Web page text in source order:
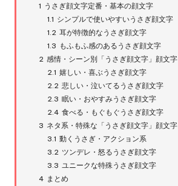
1 うさぎ顔文字定番・基本の顔文字
1.1 シンプルで使いやすいうさぎ顔文字
1.2 耳が特徴的なうさぎ顔文字
1.3 もふもふ感のあるうさぎ顔文字
2 感情・シーン別「うさぎ顔文字」顔文字
2.1 嬉しい・喜ぶうさぎ顔文字
2.2 悲しい・泣いてるうさぎ顔文字
2.3 眠い・おやすみうさぎ顔文字
2.4 食べる・もぐもぐうさぎ顔文字
3 ネタ系・特殊な「うさぎ顔文字」顔文字
3.1 動くうさぎ・アクション系
3.2 ツンデレ・怒るうさぎ顔文字
3.3 ユニークな特殊うさぎ顔文字
4 まとめ